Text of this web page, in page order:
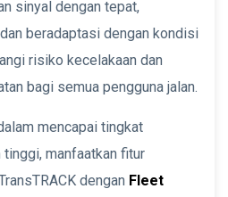
sinyal dengan tepat,
beradaptasi dengan kondisi
risiko kecelakaan dan
bagi semua pengguna jalan.
mencapai tingkat
manfaatkan fitur
dengan Fleet